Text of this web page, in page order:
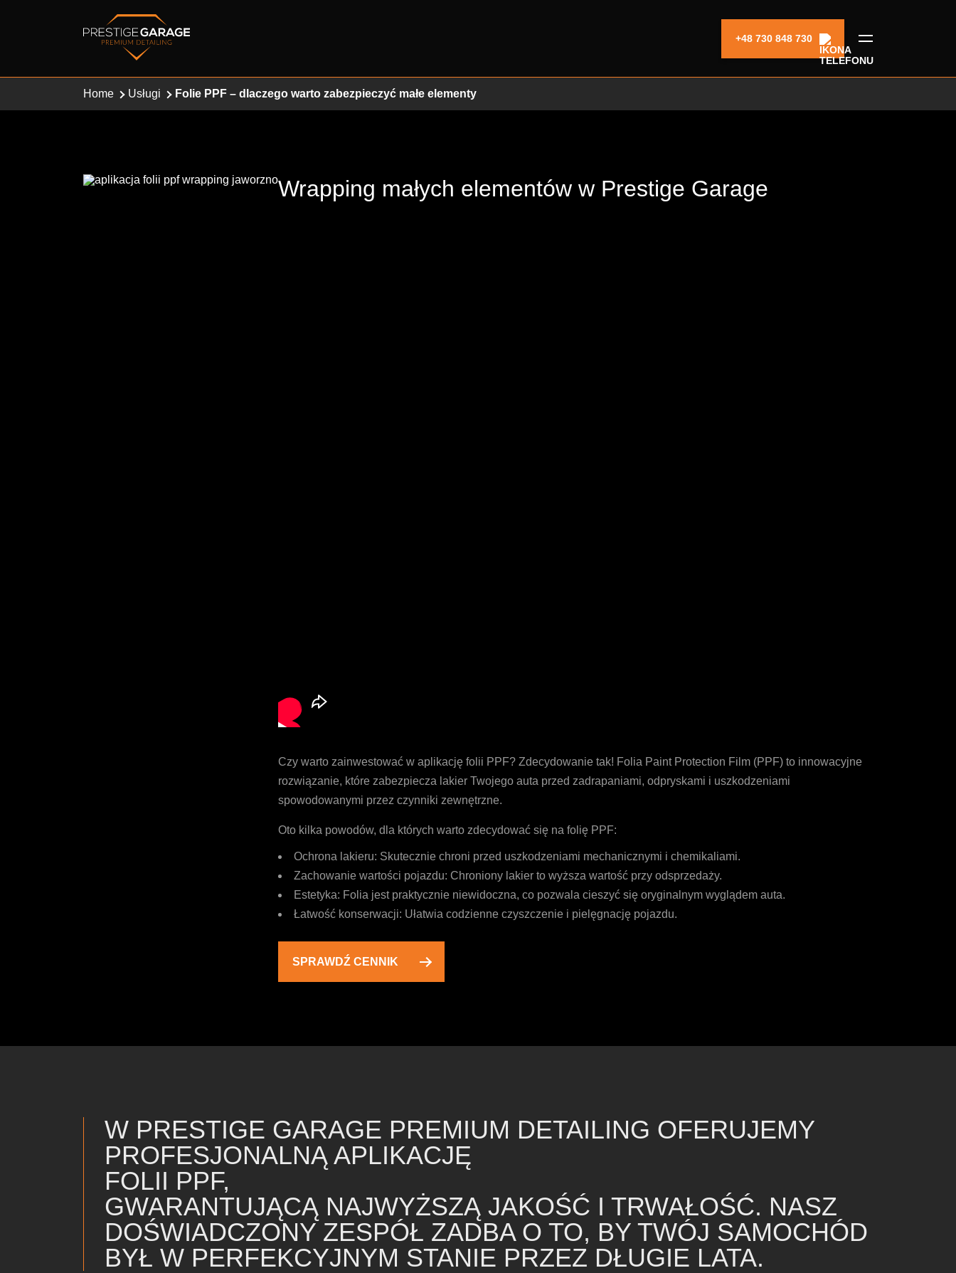
+48 730 848 730
Home Usługi Folie PPF – dlaczego warto zabezpieczyć małe elementy
Wrapping małych elementów w Prestige Garage
Czy warto zainwestować w aplikację folii PPF? Zdecydowanie tak! Folia Paint Protection Film (PPF) to innowacyjne
rozwiązanie, które zabezpiecza lakier Twojego auta przed zadrapaniami, odpryskami i uszkodzeniami
spowodowanymi przez czynniki zewnętrzne.
Oto kilka powodów, dla których warto zdecydować się na folię PPF:
Ochrona lakieru: Skutecznie chroni przed uszkodzeniami mechanicznymi i chemikaliami.
Zachowanie wartości pojazdu: Chroniony lakier to wyższa wartość przy odsprzedaży.
Estetyka: Folia jest praktycznie niewidoczna, co pozwala cieszyć się oryginalnym wyglądem auta.
Łatwość konserwacji: Ułatwia codzienne czyszczenie i pielęgnację pojazdu.
SPRAWDŹ CENNIK
W PRESTIGE GARAGE PREMIUM DETAILING OFERUJEMY
PROFESJONALNĄ APLIKACJĘ
FOLII PPF,
GWARANTUJĄCĄ NAJWYŻSZĄ JAKOŚĆ I TRWAŁOŚĆ. NASZ
DOŚWIADCZONY ZESPÓŁ ZADBA O TO, BY TWÓJ SAMOCHÓD
BYŁ W PERFEKCYJNYM STANIE PRZEZ DŁUGIE LATA.